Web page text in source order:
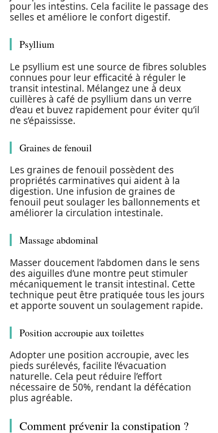
pour les intestins. Cela facilite le passage des
selles et améliore le confort digestif.
Psyllium
Le psyllium est une source de fibres solubles
connues pour leur efficacité à réguler le
transit intestinal. Mélangez une à deux
cuillères à café de psyllium dans un verre
d’eau et buvez rapidement pour éviter qu’il
ne s’épaississe.
Graines de fenouil
Les graines de fenouil possèdent des
propriétés carminatives qui aident à la
digestion. Une infusion de graines de
fenouil peut soulager les ballonnements et
améliorer la circulation intestinale.
Massage abdominal
Masser doucement l’abdomen dans le sens
des aiguilles d’une montre peut stimuler
mécaniquement le transit intestinal. Cette
technique peut être pratiquée tous les jours
et apporte souvent un soulagement rapide.
Position accroupie aux toilettes
Adopter une position accroupie, avec les
pieds surélevés, facilite l’évacuation
naturelle. Cela peut réduire l’effort
nécessaire de 50%, rendant la défécation
plus agréable.
Comment prévenir la constipation ?